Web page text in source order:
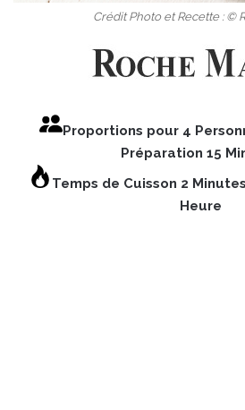
Crédit Photo et Recette : ©
Proportions pour 4
Préparation 15
Temps de Cuisson 2 Minutes
Heure